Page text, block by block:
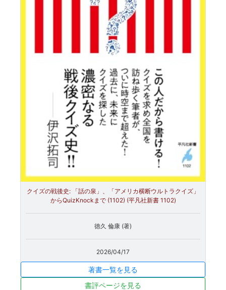
クイズの戦後史: 「話の泉」、「アメリカ横断ウルトラクイズ」
からQuizKnockまで (1102) (平凡社新書 1102)
徳久 倫康 (著)
2026/04/17
著書一覧を見る
書評ページを見る